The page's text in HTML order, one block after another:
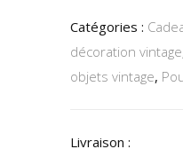
Catégories :
décoration vintage
objets vintage,
Livraison :